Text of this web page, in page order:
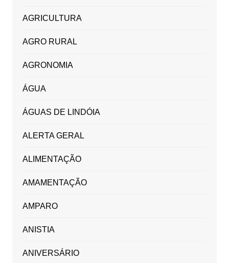
AGRICULTURA
AGRO RURAL
AGRONOMIA
ÁGUA
ÁGUAS DE LINDÓIA
ALERTA GERAL
ALIMENTAÇÃO
AMAMENTAÇÃO
AMPARO
ANISTIA
ANIVERSÁRIO